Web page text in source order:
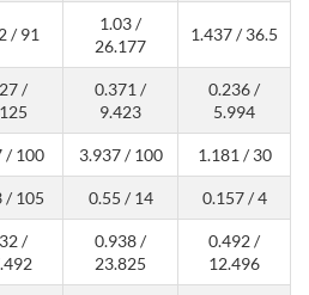
/ 91
1.03 /
26.177
1.437 / 36.5
/
0.371 /
9.423
0.236 /
5.994
/ 100 3.937 / 100 1.181 / 30
/ 105 0.55 / 14 0.157 / 4
/
0.938 /
23.825
0.492 /
12.496